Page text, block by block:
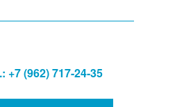
+7 (962) 717-24-35